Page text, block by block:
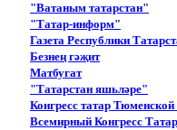
"Ватаным татарстан"
"Татар-информ"
Газета Республики
Безнең гәҗит
Матбугат
"Татарстан яшьләре"
Конгресс татар Тюменской
Всемирный Конгресс Татар